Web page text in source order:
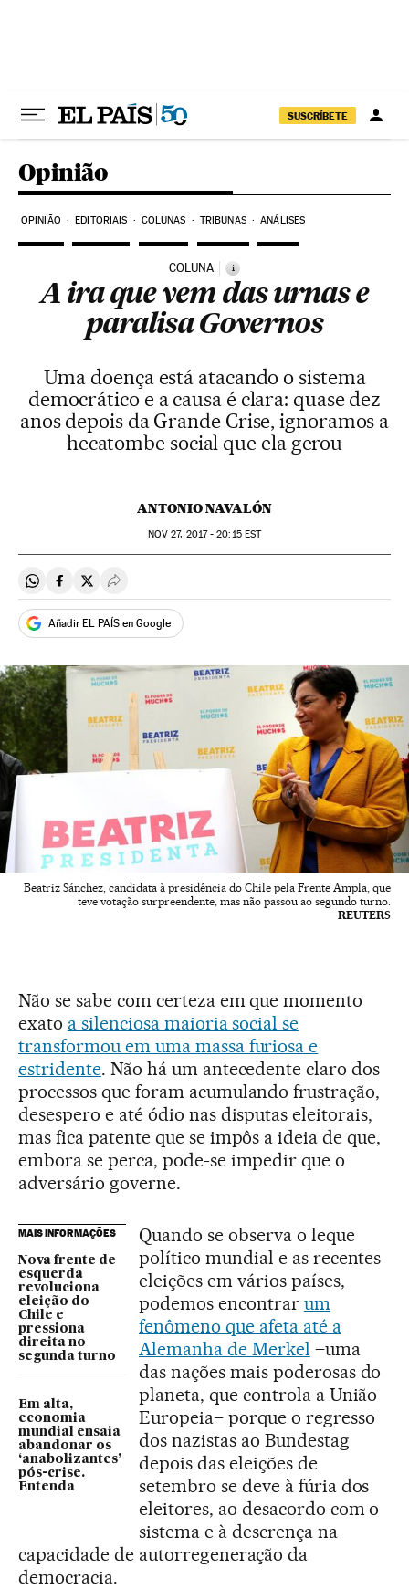
SUSCRÍBETE
Opinião
OPINIÃO EDITORIAIS COLUNAS TRIBUNAS ANÁLISES
COLUNA i
A ira que vem das urnas e
paralisa Governos
Uma doença está atacando o sistema
democrático e a causa é clara: quase dez
anos depois da Grande Crise, ignoramos a
hecatombe social que ela gerou
ANTONIO NAVALÓN
NOV 27, 2017 - 20:15EST
Compartir en Whatsapp
Compartir en Facebook
Compartir en Twitter
Desplegar Redes Sociales
Añadir EL PAÍS en Google
Beatriz Sánchez, candidata à presidência do Chile pela Frente Ampla, que
teve votação surpreendente, mas não passou ao segundo turno.
REUTERS
Não se sabe com certeza em que momento
exato a silenciosa maioria social se
transformou em uma massa furiosa e
estridente. Não há um antecedente claro dos
processos que foram acumulando frustração,
desespero e até ódio nas disputas eleitorais,
mas fica patente que se impôs a ideia de que,
embora se perca, pode-se impedir que o
adversário governe.
MAIS INFORMAÇÕES
Nova frente de
esquerda
revoluciona
eleição do
Chile e
pressiona
direita no
segunda turno
Em alta,
economia
mundial ensaia
abandonar os
‘anabolizantes’
pós-crise.
Entenda
Quando se observa o leque
político mundial e as recentes
eleições em vários países,
podemos encontrar um
fenômeno que afeta até a
Alemanha de Merkel –uma
das nações mais poderosas do
planeta, que controla a União
Europeia– porque o regresso
dos nazistas ao Bundestag
depois das eleições de
setembro se deve à fúria dos
eleitores, ao desacordo com o
sistema e à descrença na
capacidade de autorregeneração da
democracia.